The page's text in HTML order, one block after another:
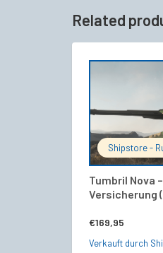
Related
Shipstore -
Tumbril Nova
Versicherung
€169,95
Verkauft durch